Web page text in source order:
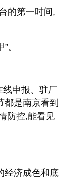
的第一时间,
。
线申报、驻厂
都是南京看到
防控,能看见
经济成色和底